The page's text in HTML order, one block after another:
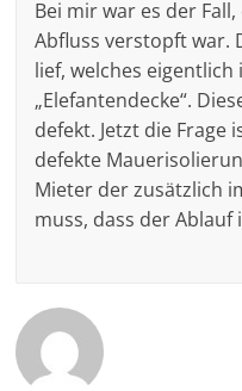
Bei mir war es der
Abfluss verstopft war.
lief, welches
„Elefantendecke“.
defekt. Jetzt die
defekte
Mieter der zusätzlich
muss, dass der Ablauf